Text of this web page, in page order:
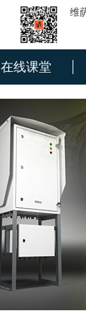
维
在线课堂